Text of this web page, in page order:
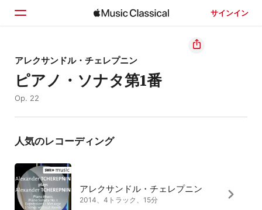
サインイン
ホーム
見つける
アレクサンドル・チェレプニン
ピアノ・ソナタ第1番
Op. 22
人気のレコーディング
アレクサンドル・チェレプニン
2014、4トラック、15分